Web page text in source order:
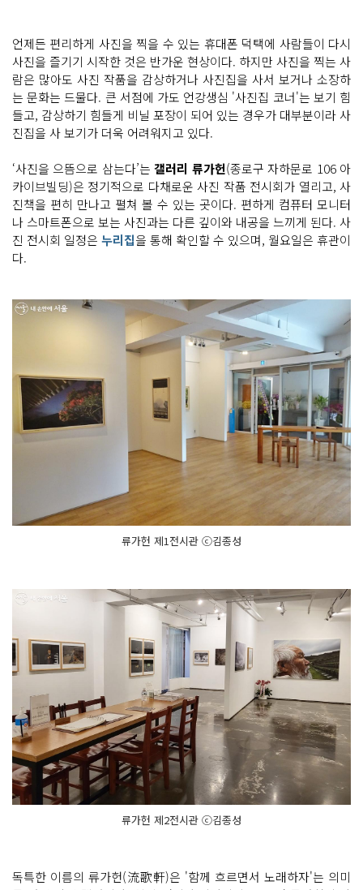
언제든 편리하게 사진을 찍을 수 있는 휴대폰 덕택에 사람들이 다시
사진을 즐기기 시작한 것은 반가운 현상이다. 하지만 사진을 찍는 사
람은 많아도 사진 작품을 감상하거나 사진집을 사서 보거나 소장하
는 문화는 드물다. 큰 서점에 가도 언강생심 '사진집 코너'는 보기 힘
들고, 감상하기 힘들게 비닐 포장이 되어 있는 경우가 대부분이라 사
진집을 사 보기가 더욱 어려워지고 있다.
‘사진을 으뜸으로 삼는다’는갤러리 류가헌(종로구 자하문로 106 아
카이브빌딩)은 정기적으로 다채로운 사진 작품 전시회가 열리고, 사
진책을 편히 만나고 펼쳐 볼 수 있는 곳이다. 편하게 컴퓨터 모니터
나 스마트폰으로 보는 사진과는 다른 깊이와 내공을 느끼게 된다. 사
진 전시회 일정은 누리집을 통해 확인할 수 있으며, 월요일은 휴관이
다.
류가헌 제1전시관 ⓒ김종성
류가헌 제2전시관 ⓒ김종성
독특한 이름의 류가헌(流歌軒)은 '함께 흐르면서 노래하자'는 의미